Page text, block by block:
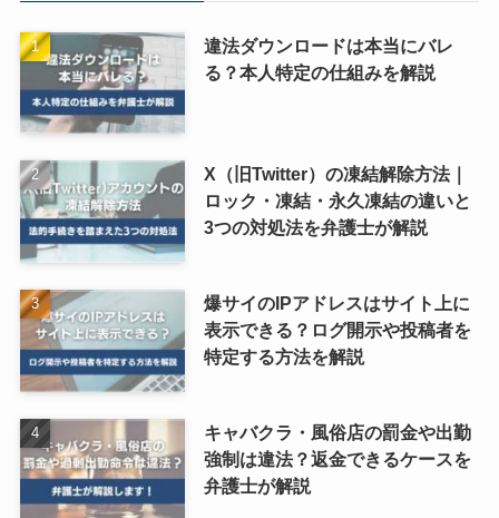
違法ダウンロードは本当にバレ
る？本人特定の仕組みを解説
X（旧Twitter）の凍結解除方法｜
ロック・凍結・永久凍結の違いと
3つの対処法を弁護士が解説
爆サイのIPアドレスはサイト上に
表示できる？ログ開示や投稿者を
特定する方法を解説
キャバクラ・風俗店の罰金や出勤
強制は違法？返金できるケースを
弁護士が解説